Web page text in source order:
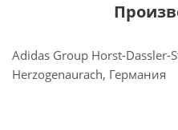
Adidas Group Horst-Dassler-
Herzogenaurach, Германия